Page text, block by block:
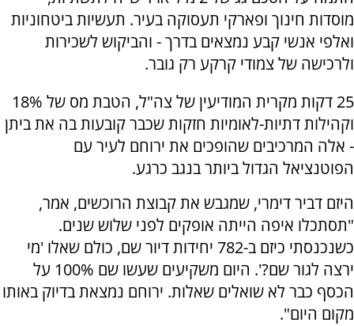
מוסדות חינוך ופארקי תעסוקה בעיר. תעשיות ביטחוניות
ואלפי אנשי קבע נמצאים בדרך - והביקוש לשכירות
ולרכישה של צמודי קרקע רק גובר.
25 דקות מקרית המודיעין של צה"ל, הטבת מס של 18%
וקהילות דתיות-לאומיות חזקות שכבר קובעות בה את ביתן
- אלה המרכיבים שהופכים את ירוחם לעיר עם
הפוטנציאל הגדול ביותר בנגב כרגע.
היזם דביר דימרי, שמגבש את קבוצת הרוכשים, אמר,
"תסתכלו איפה הייתה אופקים לפני שלוש שנים.
כשנכנסתי כיזם ב-782 יחידות דיור שם, כולם שאלו 'מי
ירצה לגור שם?'. היום משקיעים שעשו שם 100% על
הכסף כבר לא שואלים שאלות. ירוחם נמצאת בדיוק באותו
מקום היום".